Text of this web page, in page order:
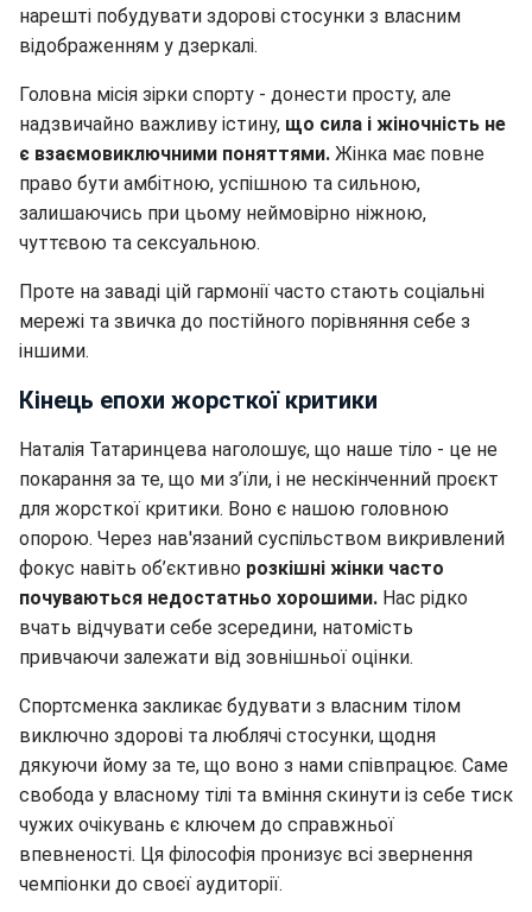
нарешті побудувати здорові стосунки з власним
відображенням у дзеркалі.
Головна місія зірки спорту - донести просту, але
надзвичайно важливу істину, що сила і жіночність не
є взаємовиключними поняттями. Жінка має повне
право бути амбітною, успішною та сильною,
залишаючись при цьому неймовірно ніжною,
чуттєвою та сексуальною.
Проте на заваді цій гармонії часто стають соціальні
мережі та звичка до постійного порівняння себе з
іншими.
Кінець епохи жорсткої критики
Наталія Татаринцева наголошує, що наше тіло - це не
покарання за те, що ми з’їли, і не нескінченний проєкт
для жорсткої критики. Воно є нашою головною
опорою. Через нав'язаний суспільством викривлений
фокус навіть об’єктивно розкішні жінки часто
почуваються недостатньо хорошими. Нас рідко
вчать відчувати себе зсередини, натомість
привчаючи залежати від зовнішньої оцінки.
Спортсменка закликає будувати з власним тілом
виключно здорові та люблячі стосунки, щодня
дякуючи йому за те, що воно з нами співпрацює. Саме
свобода у власному тілі та вміння скинути із себе тиск
чужих очікувань є ключем до справжньої
впевненості. Ця філософія пронизує всі звернення
чемпіонки до своєї аудиторії.